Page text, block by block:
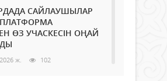
САЙЛАУШЫЛАР
ӨЗ УЧАСКЕСІН ОҢАЙ
ж. 102